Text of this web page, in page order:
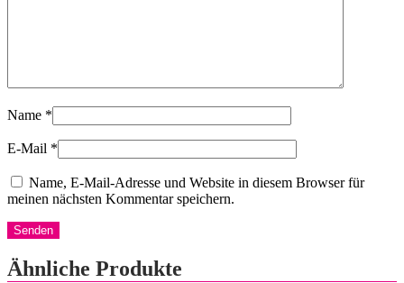
Name *
E-Mail *
Name, E-Mail-Adresse und Website in diesem Browser für
meinen nächsten Kommentar speichern.
Ähnliche Produkte